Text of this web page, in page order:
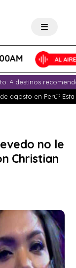
4 destinos
agosto en Perú?
no le
Christian